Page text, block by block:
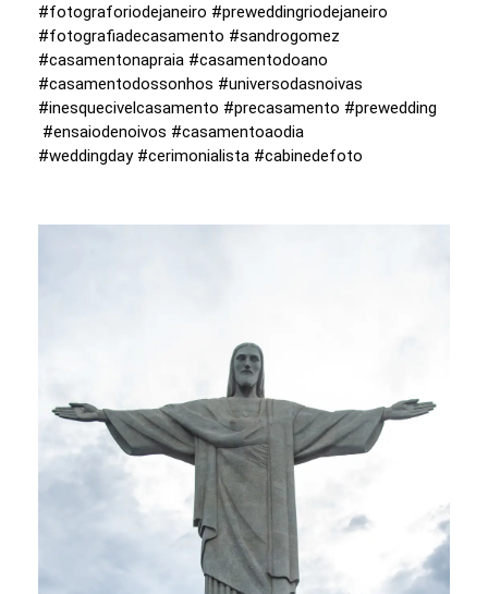
#fotograforiodejaneiro #preweddingriodejaneiro
#fotografiadecasamento #sandrogomez
#casamentonapraia #casamentodoano
#casamentodossonhos #universodasnoivas
#inesquecivelcasamento #precasamento #prewedding
#ensaiodenoivos #casamentoaodia
#weddingday #cerimonialista #cabinedefoto